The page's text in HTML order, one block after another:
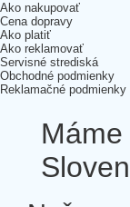
Ako nakupovať
Cena dopravy
Ako platiť
Ako reklamovať
Servisné strediská
Obchodné podmienky
Reklamačné podmienky
Máme